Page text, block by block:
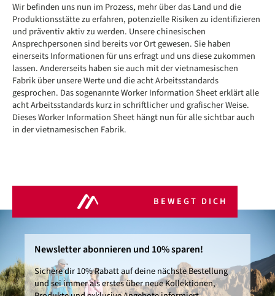
Wir befinden uns nun im Prozess, mehr über das Land und die
Produktionsstätte zu erfahren, potenzielle Risiken zu identifizieren
und präventiv aktiv zu werden. Unsere chinesischen
Ansprechpersonen sind bereits vor Ort gewesen. Sie haben
einerseits Informationen für uns erfragt und uns diese zukommen
lassen. Andererseits haben sie auch mit der vietnamesischen
Fabrik über unsere Werte und die acht Arbeitsstandards
gesprochen. Das sogenannte Worker Information Sheet erklärt alle
acht Arbeitsstandards kurz in schriftlicher und grafischer Weise.
Dieses Worker Information Sheet hängt nun für alle sichtbar auch
in der vietnamesischen Fabrik.
BEWEGT DICH
Newsletter abonnieren und 10% sparen!
Sichere dir 10% Rabatt auf deine nächste Bestellung
und sei immer als erstes über neue Kollektionen,